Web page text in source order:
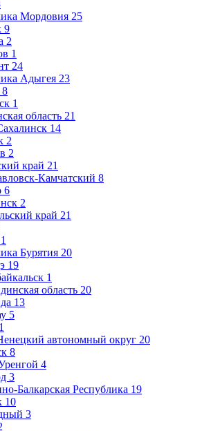
Мордовия 25
9
2
1
24
Адыгея 23
8
1
область 21
14
2
2
край 21
Камчатский 8
6
2
край 21
1
Бурятия 20
19
1
область 20
13
5
1
автономный округ 20
8
4
3
Балкарская Республика 19
10
3